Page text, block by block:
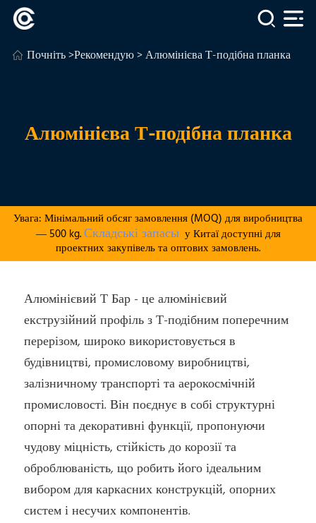
Почніть>Рекомендую> Алюмінієва Т-подібна планка
Алюмінієва Т-подібна планка
Увага: Мінімальний обсяг замовлення (MOQ) для виробництва
— 500 kg.Складські запасыу Китаї доступні для
проектних закупівель та оптових замовлень.
Алюмінієвий Т Бар - це алюмінієвий
екструзійний профіль з Т-подібним поперечним
перерізом, широко використовується в
будівництві, промисловому виробництві,
залізничному транспорті та аерокосмічній
промисловості. Він поєднує в собі структурні
опорні та декоративні функції, пропонуючи
чудову міцність, стійкість до корозії та
оброблюваність, що робить його ідеальним
вибором для каркасних конструкцій, опорних
систем і несучих компонентів.